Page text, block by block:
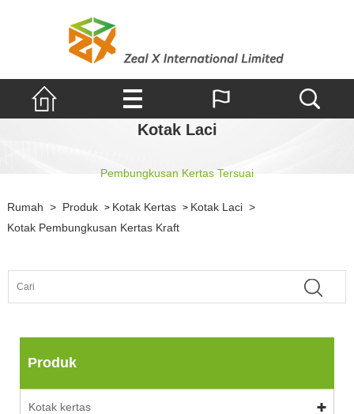
Kotak Laci
Pembungkusan Kertas Tersuai
Rumah > Produk > Kotak Kertas > Kotak Laci >
Kotak Pembungkusan Kertas Kraft
Produk
Kotak kertas